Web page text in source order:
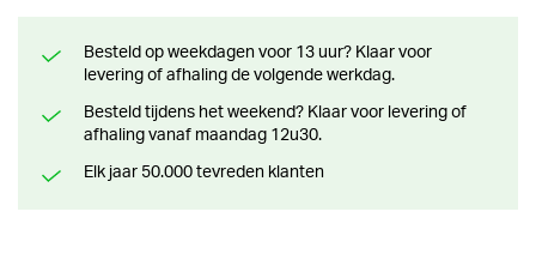
GEWICHT
150.00 kg
Besteld op weekdagen voor 13 uur? Klaar voor
levering of afhaling de volgende werkdag.
Besteld tijdens het weekend? Klaar voor levering of
afhaling vanaf maandag 12u30.
Elk jaar 50.000 tevreden klanten